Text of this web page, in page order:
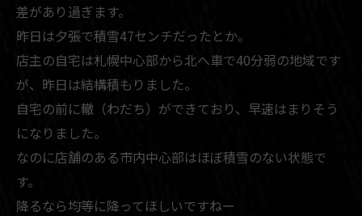
差があり過ぎます。
昨日は夕張で積雪47センチだったとか。
店主の自宅は札幌中心部から北へ車で40分弱の地域です
が、昨日は結構積もりました。
自宅の前に轍（わだち）ができており、早速はまりそう
になりました。
なのに店舗のある市内中心部はほぼ積雪のない状態で
す。
降るなら均等に降ってほしいですねー